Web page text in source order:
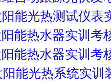
能光热测试仪表
能热水器实训考
能热水器实训考
能光热系统实训